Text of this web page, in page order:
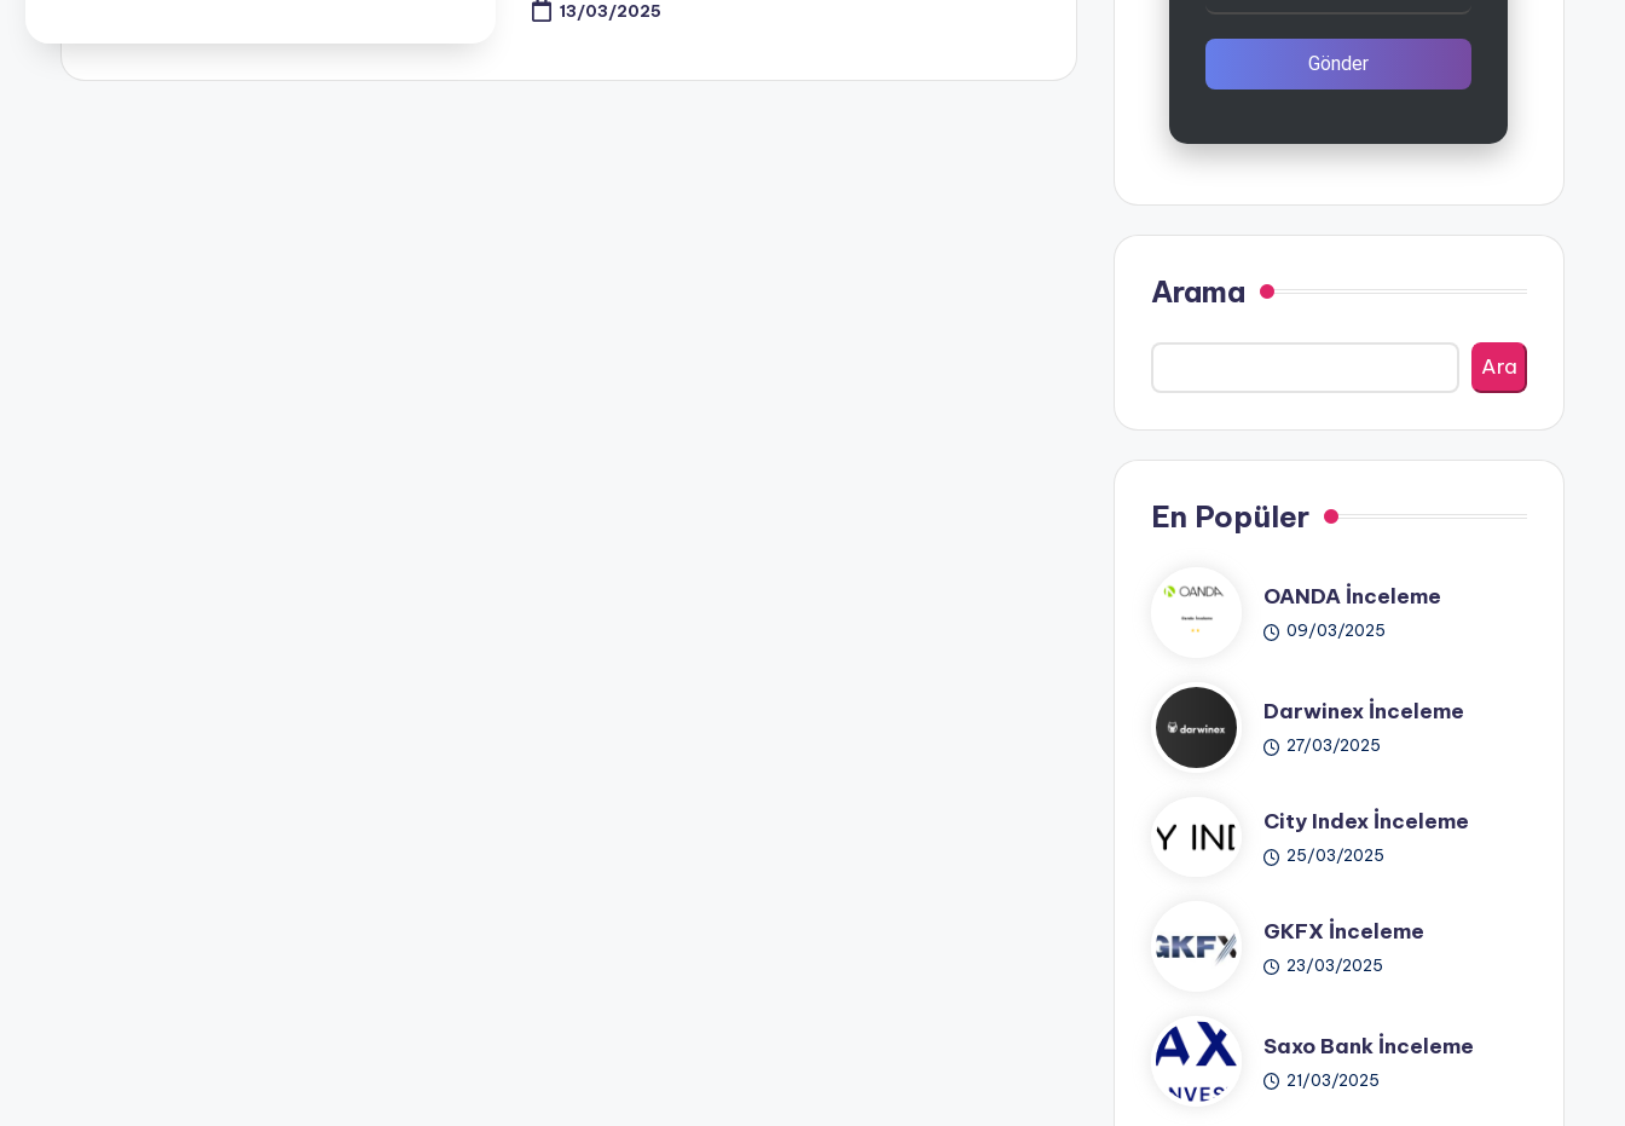
13/03/2025
Gönder
Arama
Ara
En Popüler
OANDA İnceleme
09/03/2025
Darwinex İnceleme
27/03/2025
City Index İnceleme
25/03/2025
GKFX İnceleme
23/03/2025
Saxo Bank İnceleme
21/03/2025